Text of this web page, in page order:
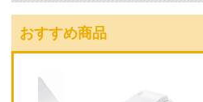
おすすめ商品